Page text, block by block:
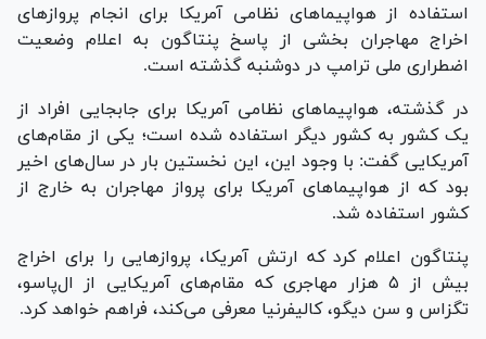
استفاده از هواپیما‌های نظامی آمریکا برای انجام پرواز‌های
اخراج مهاجران بخشی از پاسخ پنتاگون به اعلام وضعیت
اضطراری ملی ترامپ در دوشنبه گذشته است.
در گذشته، هواپیما‌های نظامی آمریکا برای جابجایی افراد از
یک کشور به کشور دیگر استفاده شده است؛ یکی از مقام‌های
آمریکایی گفت: با وجود این، این نخستین بار در سال‌های اخیر
بود که از هواپیما‌های آمریکا برای پرواز مهاجران به خارج از
کشور استفاده شد.
پنتاگون اعلام کرد که ارتش آمریکا، پرواز‌هایی را برای اخراج
بیش از ۵ هزار مهاجری که مقام‌های آمریکایی از ال‌پاسو،
تگزاس و سن دیگو، کالیفرنیا معرفی می‌کند، فراهم خواهد کرد.